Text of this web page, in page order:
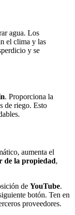
agua. Los
el clima y las
y se
. Proporciona la
de riego. Esto
aumenta el
de la propiedad,
de YouTube.
botón. Ten en
proveedores.